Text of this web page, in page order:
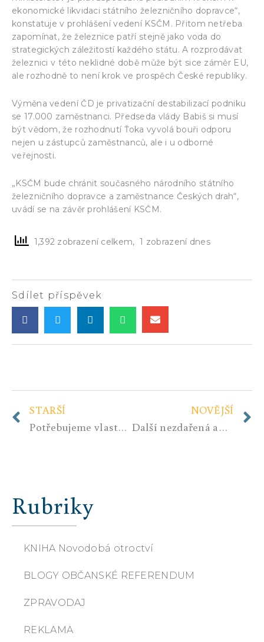
ekonomické likvidaci státního železničního dopravce“,
konstatuje v prohlášení vedení KSČM. Přitom netřeba
zapomínat, že železnice patří stejně jako voda do
strategických záležitostí každého státu. A rozprodávat
železnici v této neklidné době může být sice záměr EU,
ale rozhodně to není krok ve prospěch České republiky.
Výměna vedení ČD je privatizační destabilizací podniku
se 17.000 zaměstnanci. Předseda vlády Babiš si musí
být vědom, že rozhodnutí Ťoka vyvolá bouři odporu
nejen u zástupců zaměstnanců, ale i u odborné
veřejnosti.
„KSČM bude chránit současného národního státního
železničního dopravce a zaměstnance Českých drah“,
uvádí se na závěr prohlášení KSČM.
1,392 zobrazení celkem, 1 zobrazení dnes
Sdílet příspěvek
STARŠÍ
Potřebujeme vlastní armádu, ne expediční sbory
NOVĚJŠÍ
Další nezdařená akce «Rašagejt» od amerických «demokratů»
Rubriky
KNIHA Novodobá otroctví
BLOGY OBČANSKÉ REFERENDUM
ZPRAVODAJ
REKLAMA